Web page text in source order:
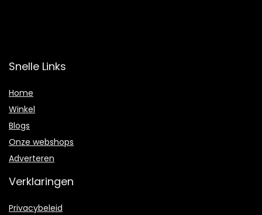
Snelle Links
Home
Winkel
Blogs
Onze webshops
Adverteren
Verklaringen
Privacybeleid